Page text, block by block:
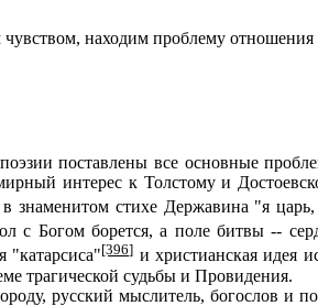
находим проблему
поставлены все основные
интерес к Толстому и
стихе Державина "я царь,
с Богом борется, а поле битвы --
"катарсиса"[396] и христианская идея
трагической судьбы и Провидения.
русский мыслитель, богослов и